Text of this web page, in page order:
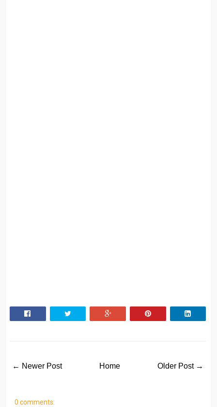
← Newer Post Older Post →
Home
0 comments: